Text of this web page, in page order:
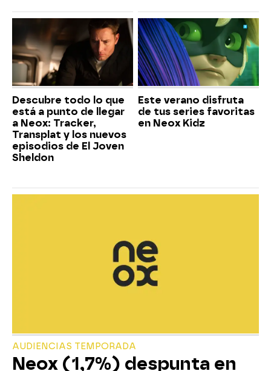
Descubre todo lo que
está a punto de llegar
a Neox: Tracker,
Transplat y los nuevos
episodios de El Joven
Sheldon
Este verano disfruta
de tus series favoritas
en Neox Kidz
AUDIENCIAS TEMPORADA
Neox (1,7%) despunta en